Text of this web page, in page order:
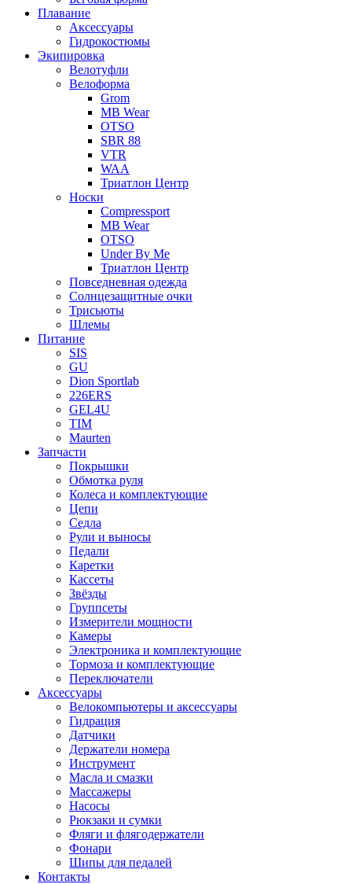
Плавание
Аксессуары
Гидрокостюмы
Экипировка
Велотуфли
Велоформа
Grom
MB Wear
OTSO
SBR 88
VTR
WAA
Триатлон Центр
Носки
Compressport
MB Wear
OTSO
Under By Me
Триатлон Центр
Повседневная одежда
Солнцезащитные очки
Трисьюты
Шлемы
Питание
SIS
GU
Dion Sportlab
226ERS
GEL4U
TIM
Maurten
Запчасти
Покрышки
Обмотка руля
Колеса и комплектующие
Цепи
Седла
Рули и выносы
Педали
Каретки
Кассеты
Звёзды
Группсеты
Измерители мощности
Камеры
Электроника и комплектующие
Тормоза и комплектующие
Переключатели
Аксессуары
Велокомпьютеры и аксессуары
Гидрация
Датчики
Держатели номера
Инструмент
Масла и смазки
Массажеры
Насосы
Рюкзаки и сумки
Фляги и флягодержатели
Фонари
Шипы для педалей
Контакты